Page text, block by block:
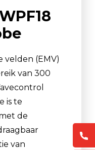
velden (EMV)
van 300
is te
de
van